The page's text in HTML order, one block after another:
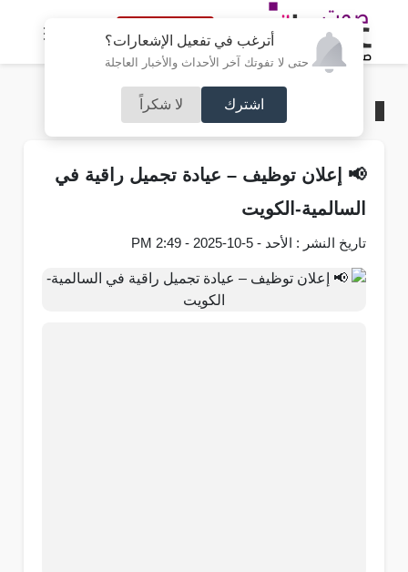
أترغب في تفعيل الإشعارات؟
حتى لا تفوتك آخر الأحداث والأخبار العاجلة
اشترك لا شكراً
النسخة الكاملة
منوعات
📢 إعلان توظيف – عيادة تجميل راقية في
السالمية-الكويت
تاريخ النشر : الأحد - 5-10-2025 - 2:49 PM